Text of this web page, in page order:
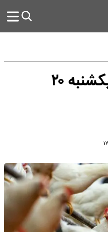
قیمت مرغ امروز یکشنبه ۲۰